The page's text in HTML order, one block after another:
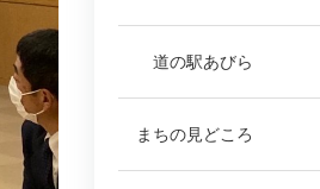
道の駅あびら
まちの見どころ